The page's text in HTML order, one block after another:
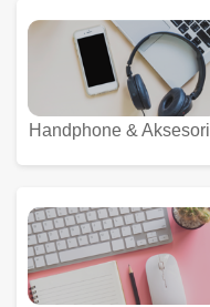
Handphone &